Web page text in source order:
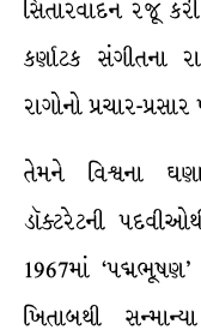
સિતારવાદન રજૂ
કર્ણાટક સંગીતના
રાગોનો પ્રચાર-
તેમને વિશ્વના
ડૉક્ટરેટની
1967માં
ખિતાબથી